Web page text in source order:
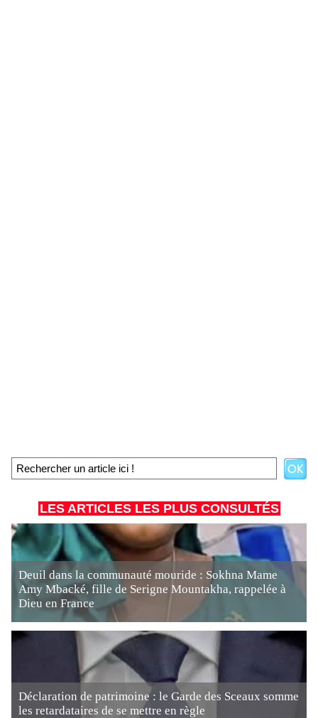
LES ARTICLES LES PLUS CONSULTÉS
Deuil dans la communauté mouride : Sokhna Mame
Amy Mbacké, fille de Serigne Mountakha, rappelée à
Dieu en France
Déclaration de patrimoine : le Garde des Sceaux somme
les retardataires de se mettre en règle